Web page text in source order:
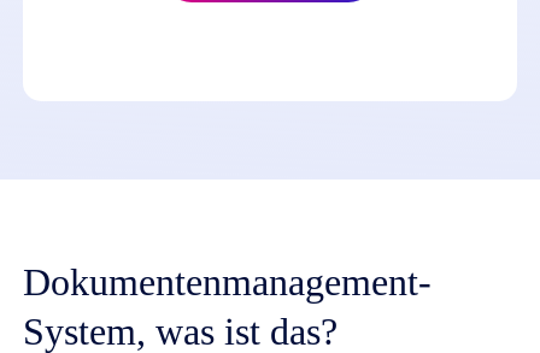
Dokumenten­management-
System, was ist das?